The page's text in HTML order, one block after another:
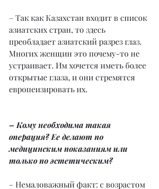
– Так как Казахстан входит в список
азиатских стран, то здесь
преобладает азиатский разрез глаз.
Многих женщин это почему-то не
устраивает. Им хочется иметь более
открытые глаза, и они стремятся
европеизировать их.
– Кому необходима такая
операция? Ее делают по
медицинским показаниям или
только по эстетическим?
– Немаловажный факт: с возрастом